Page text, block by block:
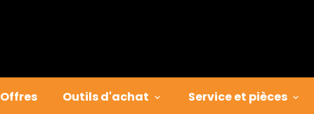
Offres Outils d'achat Service et pièces